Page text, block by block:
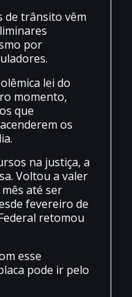
de trânsito vêm
por
lei do
momento,
que
os
na justiça, a
Voltou a valer
até ser
fevereiro de
retomou
esse
pode ir pelo